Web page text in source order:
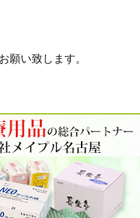
願い致します。